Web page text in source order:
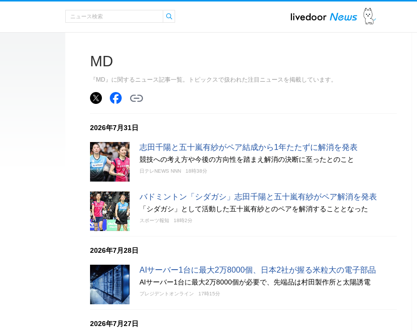
MD
『MD』に関するニュース記事一覧。トピックスで扱われた注目ニュースを掲載しています。
2026年7月31日
志田千陽と五十嵐有紗がペア結成から1年たたずに解消を発表
競技への考え方や今後の方向性を踏まえ解消の決断に至ったとのこと
日テレNEWS NNN 18時38分
バドミントン「シダガシ」志田千陽と五十嵐有紗がペア解消を発表
「シダガシ」として活動した五十嵐有紗とのペアを解消することとなった
スポーツ報知 18時2分
2026年7月28日
AIサーバー1台に最大2万8000個、日本2社が握る米粒大の電子部品
AIサーバー1台に最大2万8000個が必要で、先端品は村田製作所と太陽誘電
プレジデントオンライン 17時15分
2026年7月27日